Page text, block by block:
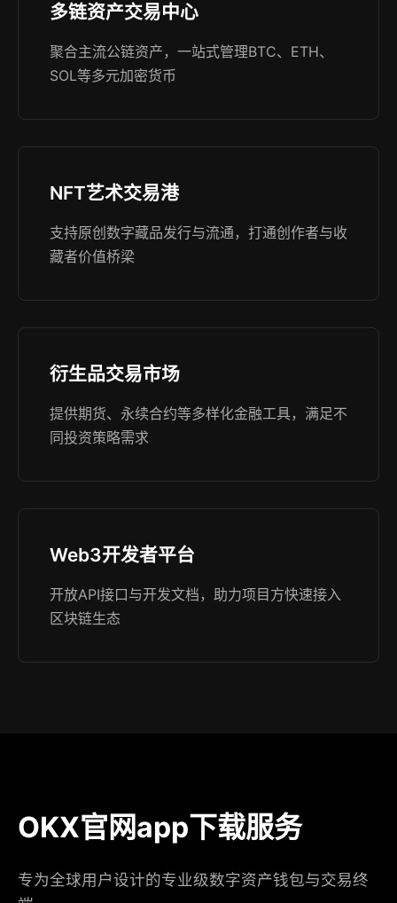
多链资产交易中心
聚合主流公链资产，一站式管理BTC、ETH、
SOL等多元加密货币
NFT艺术交易港
支持原创数字藏品发行与流通，打通创作者与收
藏者价值桥梁
衍生品交易市场
提供期货、永续合约等多样化金融工具，满足不
同投资策略需求
Web3开发者平台
开放API接口与开发文档，助力项目方快速接入
区块链生态
OKX官网app下载服务
专为全球用户设计的专业级数字资产钱包与交易终